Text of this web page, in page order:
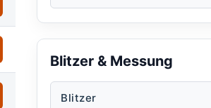
Blitzer & Messung
Blitzer